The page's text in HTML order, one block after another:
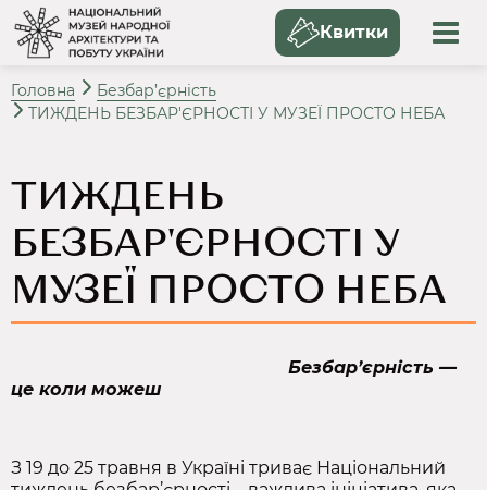
Квитки
Головна
Безбар’єрність
ТИЖДЕНЬ БЕЗБАР'ЄРНОСТІ У МУЗЕЇ ПРОСТО НЕБА
ТИЖДЕНЬ
БЕЗБАР'ЄРНОСТІ У
МУЗЕЇ ПРОСТО НЕБА
Безбар’єрність —
це коли можеш
З 19 до 25 травня в Україні триває Національний